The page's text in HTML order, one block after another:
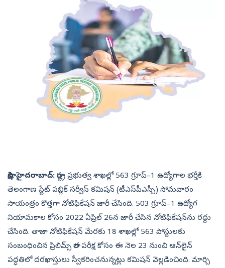
సాక్షి, హైదరాబాద్‌: రాష్ట్ర ప్రభుత్వ శాఖల్లో 563 గ్రూప్‌–1 ఉద్యోగాల భర్తీకి
తెలంగాణ స్టేట్‌ పబ్లిక్‌ సర్వీస్‌ కమిషన్‌ (టీఎస్‌పీఎస్సీ) సోమవారం
సాయంత్రం కొత్తగా నోటిఫికేషన్‌ జారీ చేసింది. 503 గ్రూప్‌–1 ఉద్యోగ
నియామకాల కోసం 2022 ఏప్రిల్‌ 26న జారీ చేసిన నోటిఫికేషన్‌ను రద్దు
చేసింది. తాజా నోటిఫికేషన్‌ మేరకు 18 శాఖల్లో 563 పోస్టులకు
సంబంధించిన ప్రిలిమ్స్‌ రాత పరీక్ష కోసం ఈ నెల 23 నుంచి ఆన్‌లైన్‌
పద్ధతిలో దరఖాస్తులు స్వీకరించనున్నట్లు కమిషన్‌ వెల్లడించింది. మార్చి